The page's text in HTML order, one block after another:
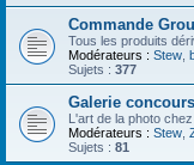
Commande
Tous les produits
Modérateurs : Stew
Sujets : 377
Galerie
L'art de la photo
Modérateurs : Stew
Sujets : 81